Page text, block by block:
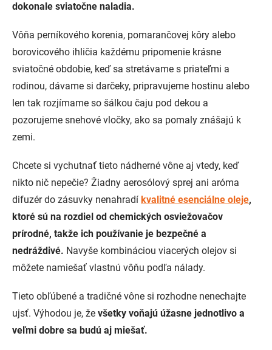
dokonale sviatočne naladia.
Vôňa perníkového korenia, pomarančovej kôry alebo
borovicového ihličia každému pripomenie krásne
sviatočné obdobie, keď sa stretávame s priateľmi a
rodinou, dávame si darčeky, pripravujeme hostinu alebo
len tak rozjímame so šálkou čaju pod dekou a
pozorujeme snehové vločky, ako sa pomaly znášajú k
zemi.
Chcete si vychutnať tieto nádherné vône aj vtedy, keď
nikto nič nepečie? Žiadny aerosólový sprej ani aróma
difuzér do zásuvky nenahradí kvalitné esenciálne oleje,
ktoré sú na rozdiel od chemických osviežovačov
prírodné, takže ich používanie je bezpečné a
nedráždivé. Navyše kombináciou viacerých olejov si
môžete namiešať vlastnú vôňu podľa nálady.
Tieto obľúbené a tradičné vône si rozhodne nenechajte
ujsť. Výhodou je, že všetky voňajú úžasne jednotlivo a
veľmi dobre sa budú aj miešať.